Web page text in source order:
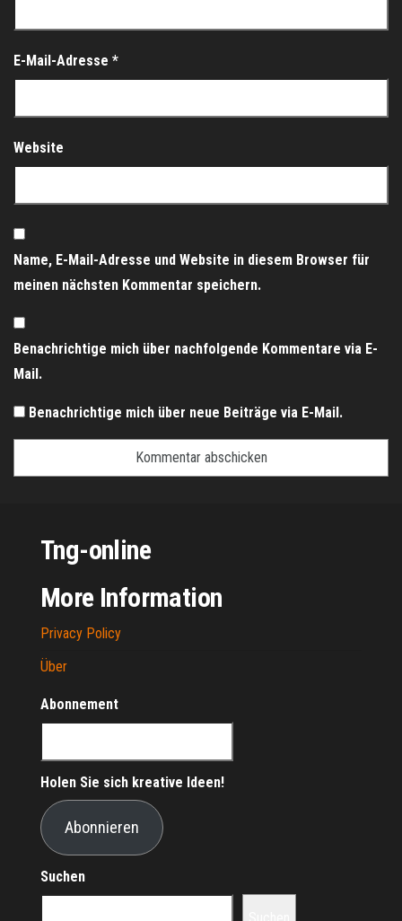
E-Mail-Adresse *
Website
Name, E-Mail-Adresse und Website in diesem Browser für
meinen nächsten Kommentar speichern.
Benachrichtige mich über nachfolgende Kommentare via E-
Mail.
Benachrichtige mich über neue Beiträge via E-Mail.
Tng-online
More Information
Privacy Policy
Über
Abonnement
Holen Sie sich kreative Ideen!
Abonnieren
Suchen